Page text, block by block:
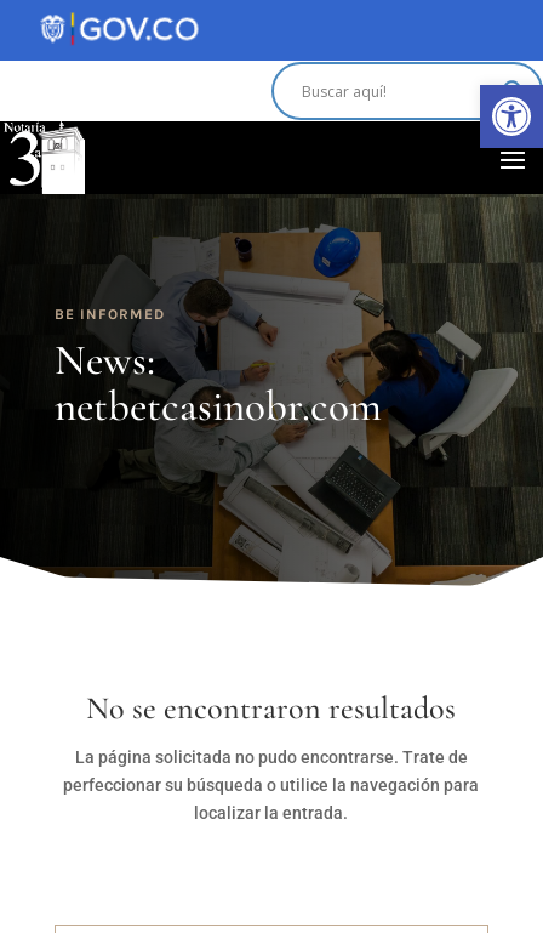
Abrir
BE INFORMED
News:
netbetcasinobr.com
No se encontraron resultados
La página solicitada no pudo encontrarse. Trate de
perfeccionar su búsqueda o utilice la navegación para
localizar la entrada.